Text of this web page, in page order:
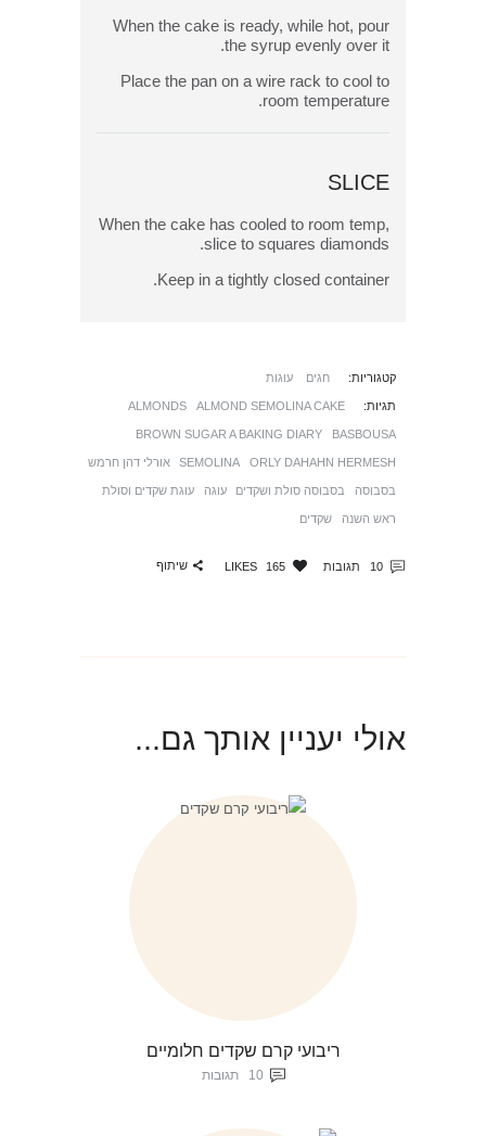
When the cake is ready, while hot, pour
the syrup evenly over it.
Place the pan on a wire rack to cool to
room temperature.
SLICE
When the cake has cooled to room temp,
slice to squares diamonds.
Keep in a tightly closed container.
קטגוריות: חגים עוגות
תגיות: ALMOND SEMOLINA CAKE
ALMONDS
BASBOUSA
BROWN SUGAR A BAKING DIARY
ORLY DAHAHN HERMESH
SEMOLINA אורלי דהן חרמש
בסבוסה בסבוסה סולת ושקדים עוגה עוגת שקדים וסולת
ראש השנה שקדים
10 תגובות 165
LIKES שיתוף
אולי יעניין אותך גם...
ריבועי קרם שקדים חלומיים
10 תגובות